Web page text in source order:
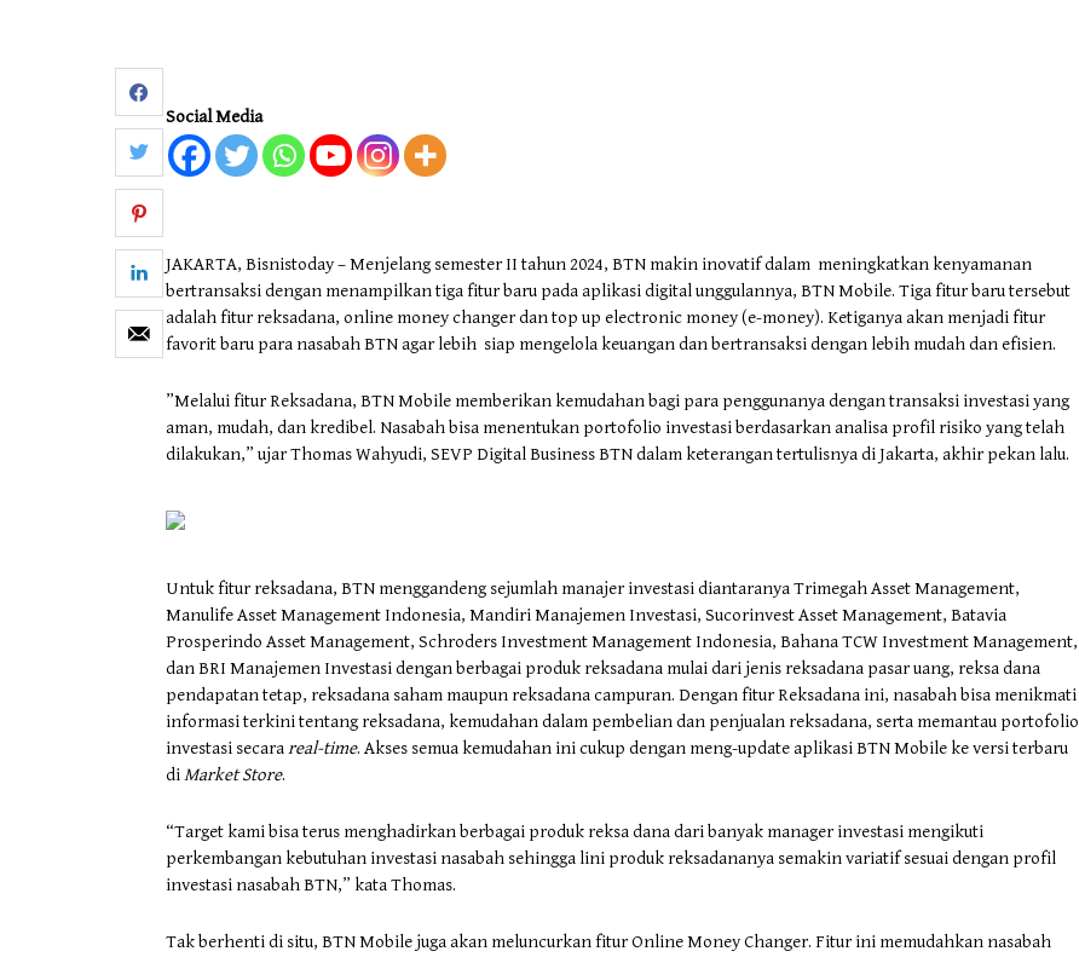
Social Media
JAKARTA, Bisnistoday – Menjelang semester II tahun 2024, BTN makin inovatif dalam meningkatkan kenyamanan
bertransaksi dengan menampilkan tiga fitur baru pada aplikasi digital unggulannya, BTN Mobile. Tiga fitur baru tersebut
adalah fitur reksadana, online money changer dan top up electronic money (e-money). Ketiganya akan menjadi fitur
favorit baru para nasabah BTN agar lebih siap mengelola keuangan dan bertransaksi dengan lebih mudah dan efisien.
”Melalui fitur Reksadana, BTN Mobile memberikan kemudahan bagi para penggunanya dengan transaksi investasi yang
aman, mudah, dan kredibel. Nasabah bisa menentukan portofolio investasi berdasarkan analisa profil risiko yang telah
dilakukan,” ujar Thomas Wahyudi, SEVP Digital Business BTN dalam keterangan tertulisnya di Jakarta, akhir pekan lalu.
Untuk fitur reksadana, BTN menggandeng sejumlah manajer investasi diantaranya Trimegah Asset Management,
Manulife Asset Management Indonesia, Mandiri Manajemen Investasi, Sucorinvest Asset Management, Batavia
Prosperindo Asset Management, Schroders Investment Management Indonesia, Bahana TCW Investment Management,
dan BRI Manajemen Investasi dengan berbagai produk reksadana mulai dari jenis reksadana pasar uang, reksa dana
pendapatan tetap, reksadana saham maupun reksadana campuran. Dengan fitur Reksadana ini, nasabah bisa menikmati
informasi terkini tentang reksadana, kemudahan dalam pembelian dan penjualan reksadana, serta memantau portofolio
investasi secarareal-time. Akses semua kemudahan ini cukup dengan meng-update aplikasi BTN Mobile ke versi terbaru
diMarket Store.
“Target kami bisa terus menghadirkan berbagai produk reksa dana dari banyak manager investasi mengikuti
perkembangan kebutuhan investasi nasabah sehingga lini produk reksadananya semakin variatif sesuai dengan profil
investasi nasabah BTN,” kata Thomas.
Tak berhenti di situ, BTN Mobile juga akan meluncurkan fitur Online Money Changer. Fitur ini memudahkan nasabah